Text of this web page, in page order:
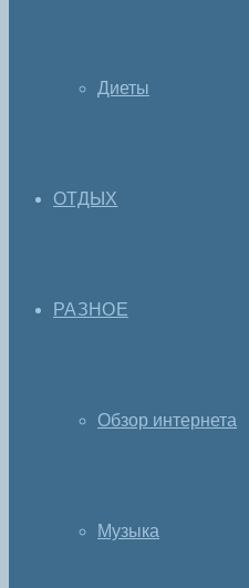
Диеты
ОТДЫХ
РАЗНОЕ
Обзор интернета
Музыка